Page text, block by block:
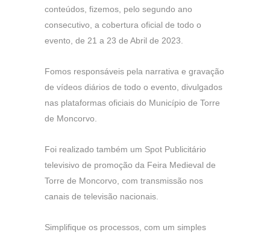
conteúdos, fizemos, pelo segundo ano
consecutivo, a cobertura oficial de todo o
evento, de 21 a 23 de Abril de 2023.
Fomos responsáveis pela narrativa e gravação
de vídeos diários de todo o evento, divulgados
nas plataformas oficiais do Município de Torre
de Moncorvo.
Foi realizado também um Spot Publicitário
televisivo de promoção da Feira Medieval de
Torre de Moncorvo, com transmissão nos
canais de televisão nacionais.
Simplifique os processos, com um simples